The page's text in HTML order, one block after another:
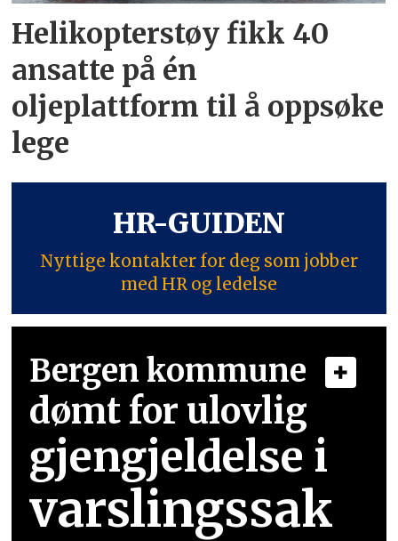
Helikopterstøy fikk 40
ansatte på én
oljeplattform til å oppsøke
lege
HR-GUIDEN
Nyttige kontakter for deg som jobber
med HR og ledelse
Bergen kommune
dømt for ulovlig
gjengjeldelse i
varslingssak